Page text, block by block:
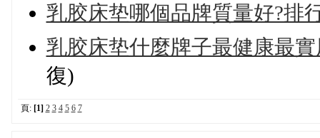
乳胶床垫哪個品牌質量好?排
乳胶床垫什麼牌子最健康最
復)
頁: [1] 2 3 4 5 6 7